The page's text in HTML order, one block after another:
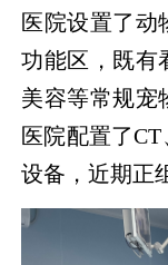
医院设置了动
功能区，既有
美容等常规宠
医院配置了
设备，近期正